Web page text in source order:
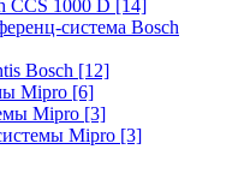
CCS 1000 D [14]
система Bosch
Bosch [12]
Mipro [6]
Mipro [3]
Mipro [3]